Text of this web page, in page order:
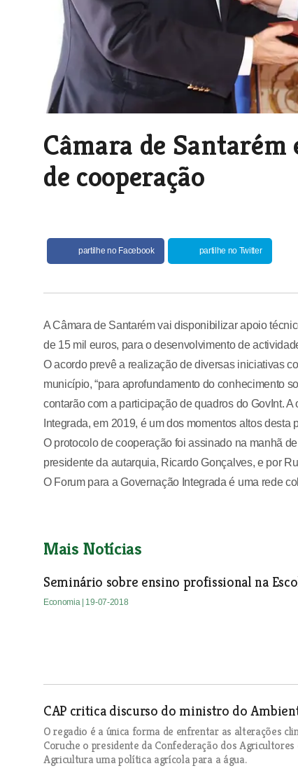
Câmara de
de cooperação
partilhe no Facebook partilhe no Twitter
A Câmara de Santarém vai disponibilizar apoio
de 15 mil euros, para o desenvolvimento de
O acordo prevê a realização de diversas iniciativas
município, “para aprofundamento do conhecimento
contarão com a participação de quadros do GovInt.
Integrada, em 2019, é um dos momentos altos desta
O protocolo de cooperação foi assinado na manhã
presidente da autarquia, Ricardo Gonçalves, e por
O Forum para a Governação Integrada é uma rede
Mais Notícias
Seminário sobre ensino profissional na
Economia | 19-07-2018
CAP critica discurso do ministro do
O regadio é a única forma de enfrentar as alterações
Coruche o presidente da Confederação dos
Agricultura uma política agrícola para a água.